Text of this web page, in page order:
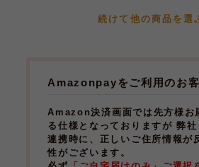
Amazonpayをご利用のお
Amazon決済画面では先方様お
る仕様となっておりますが 弊
連携時に、正しいご住所情報が
性がございます。